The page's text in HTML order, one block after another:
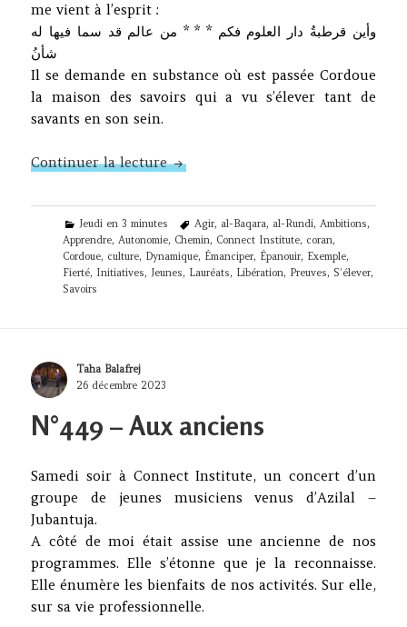
me vient à l’esprit :
وأين قرطبةُ دار العلوم فكم * * * من عالم قد سما فيها له
شأنُ
Il se demande en substance où est passée Cordoue
la maison des savoirs qui a vu s’élever tant de
savants en son sein.
Continuer la lectureNos preuves
Categories
Jeudi en 3 minutes Tags
Agir, al-Baqara, al-Rundi, Ambitions,
Apprendre, Autonomie, Chemin, Connect Institute, coran,
Cordoue, culture, Dynamique, Émanciper, Épanouir, Exemple,
Fierté, Initiatives, Jeunes, Lauréats, Libération, Preuves, S’élever,
Savoirs
Author
Taha Balafrej
Posted
26 décembre 2023
N°449 – Aux anciens
Samedi soir à Connect Institute, un concert d’un
groupe de jeunes musiciens venus d’Azilal –
Jubantuja.
A côté de moi était assise une ancienne de nos
programmes. Elle s’étonne que je la reconnaisse.
Elle énumère les bienfaits de nos activités. Sur elle,
sur sa vie professionnelle.